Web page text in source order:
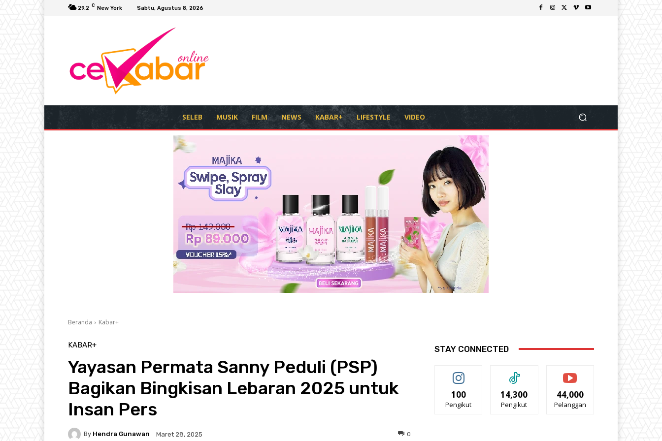
29.2 C New York Sabtu, Agustus 8, 2026
SELEB MUSIK FILM NEWS KABAR+ LIFESTYLE VIDEO
Beranda Kabar+
KABAR+
Yayasan Permata Sanny Peduli (PSP)
Bagikan Bingkisan Lebaran 2025 untuk
Insan Pers
By Hendra Gunawan Maret 28, 2025 0
STAY CONNECTED
100
Pengikut
14,300
Pengikut
44,000
Pelanggan